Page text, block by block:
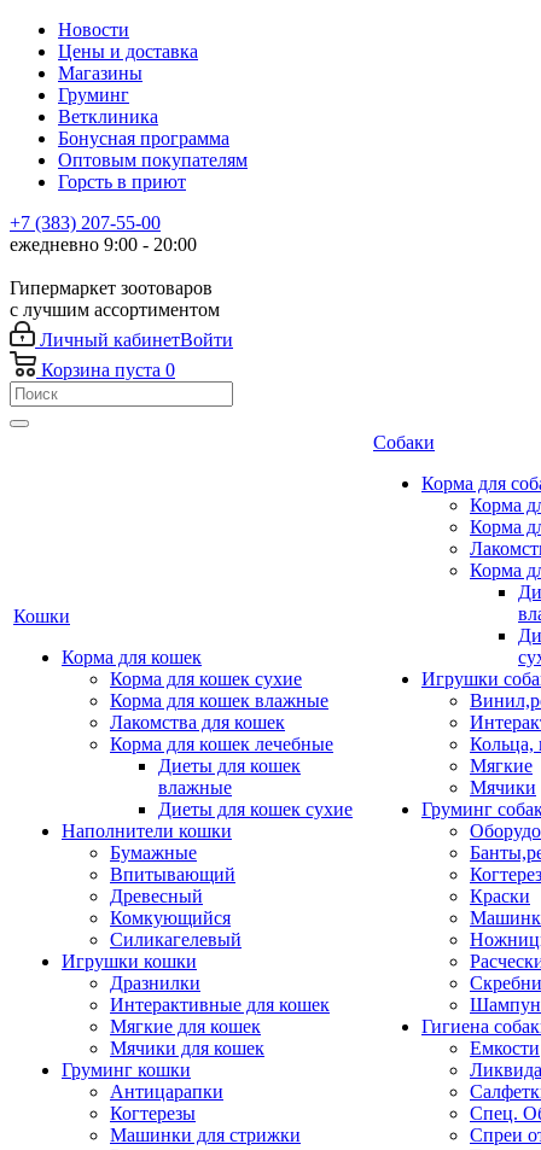
Новости
Цены и доставка
Магазины
Груминг
Ветклиника
Бонусная программа
Оптовым покупателям
Горсть в приют
+7 (383) 207-55-00
ежедневно 9:00 - 20:00
Гипермаркет зоотоваров
с лучшим ассортиментом
Личный кабинетВойти
Корзина пуста 0
Кошки
Корма для кошек
Корма для кошек сухие
Корма для кошек влажные
Лакомства для кошек
Корма для кошек лечебные
Диеты для кошек
влажные
Диеты для кошек сухие
Наполнители кошки
Бумажные
Впитывающий
Древесный
Комкующийся
Силикагелевый
Игрушки кошки
Дразнилки
Интерактивные для кошек
Мягкие для кошек
Мячики для кошек
Груминг кошки
Антицарапки
Когтерезы
Машинки для стрижки
Собаки
Корма для
Корма
Корма
Корма
Игрушки
Кольца,
Мягкие
Мячики
Груминг
Краски
Гигиена
Емкости
Спец.
Спреи